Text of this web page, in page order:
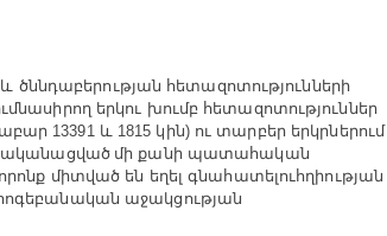
և ծննդաբերության հետազոտությունների
երկու խումբ հետազոտություններ
13391 և1815 կին) ու տարբեր երկրներում
մի քանի պատահական
որոնք միտված են եղել գնահատելուհղիության
աջակցության